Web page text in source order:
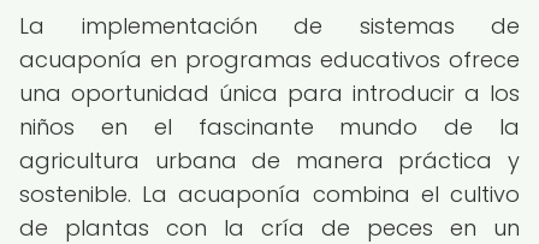
La implementación de sistemas de
acuaponía en programas educativos ofrece
una oportunidad única para introducir a los
niños en el fascinante mundo de la
agricultura urbana de manera práctica y
sostenible. La acuaponía combina el cultivo
de plantas con la cría de peces en un